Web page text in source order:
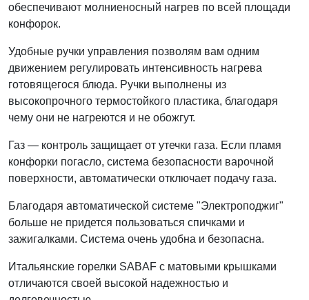
обеспечивают молниеносный нагрев по всей площади
конфорок.
Удобные ручки управления позволям вам одним
движением регулировать интенсивность нагрева
готовящегося блюда. Ручки выполнены из
высокопрочного термостойкого пластика, благодаря
чему они не нагреются и не обожгут.
Газ — контроль защищает от утечки газа. Если пламя
конфорки погасло, система безопасности варочной
поверхности, автоматически отключает подачу газа.
Благодаря автоматической системе "Электроподжиг"
больше не придется пользоваться спичками и
зажигалками. Система очень удобна и безопасна.
Итальянские горелки SABAF с матовыми крышками
отличаются своей высокой надежностью и